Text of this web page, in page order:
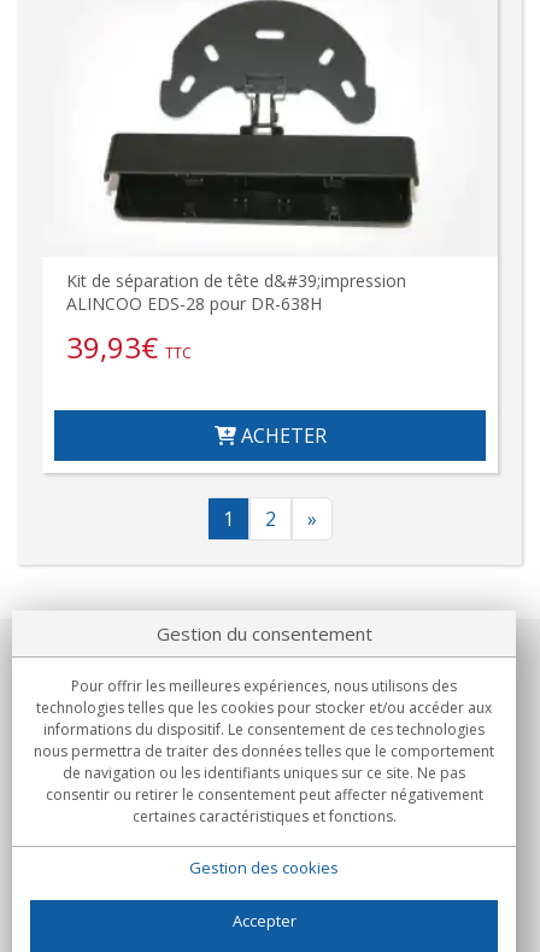
Kit de séparation de tête d&#39;impression
ALINCOO EDS-28 pour DR-638H
39,93€ TTC
ACHETER
1 2 »
Notre société
Engagements
Achats
Gestion du consentement
Pour offrir les meilleures expériences, nous utilisons des
technologies telles que les cookies pour stocker et/ou accéder aux
informations du dispositif. Le consentement de ces technologies
nous permettra de traiter des données telles que le comportement
de navigation ou les identifiants uniques sur ce site. Ne pas
consentir ou retirer le consentement peut affecter négativement
certaines caractéristiques et fonctions.
Gestion des cookies
Accepter